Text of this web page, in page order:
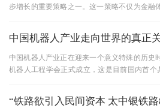
步增长的重要策略之一。这一策略不仅为金融
中国机器人产业走向世界的真
中国机器人产业正在迎来一个意义特殊的历史
机器人工程学会正式成立，这是目前国内首个
“铁路欲引入民间资本 太中银铁